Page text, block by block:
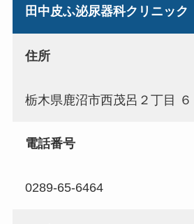
田中皮ふ泌尿器科クリニック
住所
栃木県鹿沼市西茂呂２丁目 ６
電話番号
0289-65-6464